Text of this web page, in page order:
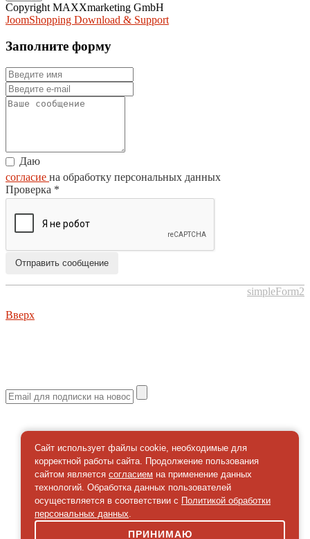
Copyright MAXXmarketing GmbH
JoomShopping Download & Support
Заполните форму
Даю
согласие на обработку персональных данных
Проверка *
Отправить сообщение
simpleForm2
Вверх
Сайт использует файлы cookie, необходимые для
корректной работы сайта. Продолжение пользования
сайтом является согласием на применение данных
технологий. Обработка данных пользователей
осуществляется в соответствии с Политикой обработки
персональных данных.
ПРИНИМАЮ